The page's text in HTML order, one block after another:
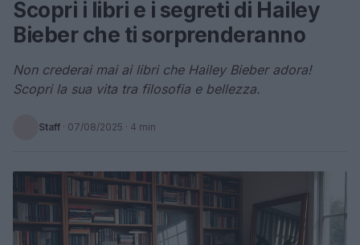
Scopri i libri e i segreti di Hailey
Bieber che ti sorprenderanno
Non crederai mai ai libri che Hailey Bieber adora!
Scopri la sua vita tra filosofia e bellezza.
Staff · 07/08/2025 · 4 min